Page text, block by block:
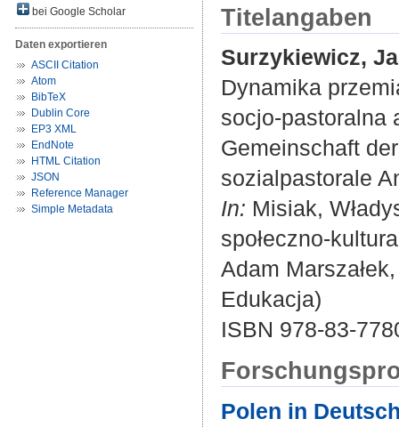
bei Google Scholar
Daten exportieren
ASCII Citation
Atom
BibTeX
Dublin Core
EP3 XML
EndNote
HTML Citation
JSON
Reference Manager
Simple Metadata
Titelangaben
Surzykiewicz,
Dynamika
socjo-pastoralna
Gemeinschaft
sozialpastorale
In: Misiak,
społeczno-
Adam
Edukacja)
ISBN 978-83-
Polen in